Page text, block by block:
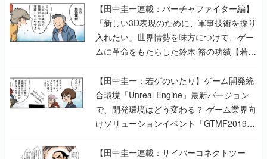
【田中圭一連載：バーチャファイター編】
「新しい3D表現のために、軍事技術を採り
入れたい」世界情勢を味方につけて、ゲー
ムに革命をもたらした鈴木 裕の功績【若ゲ
のいたり】
【田中圭一：若ゲのいたり】ゲーム開発統
合環境「Unreal Engine」最新バージョン
で、開発環境はどう変わる？ ゲーム業界向
けソリューションイベント「GTMF2019」
に行って、より理解を深めよう【PR】
【田中圭一連載：サイバーコネクトツー